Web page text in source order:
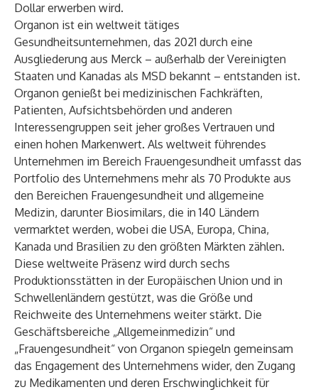
Dollar erwerben wird.
Organon ist ein weltweit tätiges
Gesundheitsunternehmen, das 2021 durch eine
Ausgliederung aus Merck – außerhalb der Vereinigten
Staaten und Kanadas als MSD bekannt – entstanden ist.
Organon genießt bei medizinischen Fachkräften,
Patienten, Aufsichtsbehörden und anderen
Interessengruppen seit jeher großes Vertrauen und
einen hohen Markenwert. Als weltweit führendes
Unternehmen im Bereich Frauengesundheit umfasst das
Portfolio des Unternehmens mehr als 70 Produkte aus
den Bereichen Frauengesundheit und allgemeine
Medizin, darunter Biosimilars, die in 140 Ländern
vermarktet werden, wobei die USA, Europa, China,
Kanada und Brasilien zu den größten Märkten zählen.
Diese weltweite Präsenz wird durch sechs
Produktionsstätten in der Europäischen Union und in
Schwellenländern gestützt, was die Größe und
Reichweite des Unternehmens weiter stärkt. Die
Geschäftsbereiche „Allgemeinmedizin“ und
„Frauengesundheit“ von Organon spiegeln gemeinsam
das Engagement des Unternehmens wider, den Zugang
zu Medikamenten und deren Erschwinglichkeit für